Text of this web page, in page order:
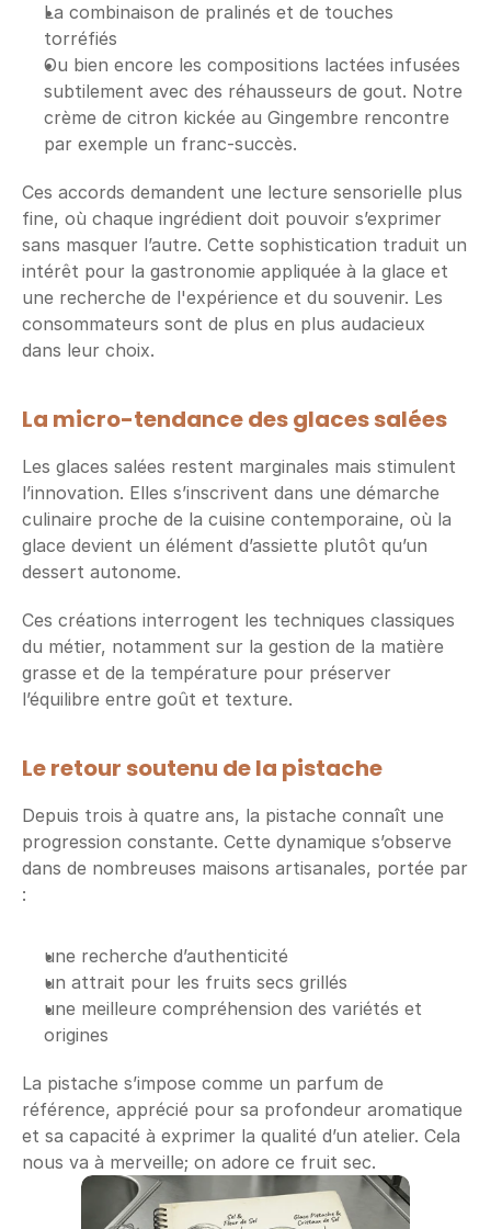
La combinaison de pralinés et de touches
torréfiés
Ou bien encore les compositions lactées infusées
subtilement avec des réhausseurs de gout. Notre
crème de citron kickée au Gingembre rencontre
par exemple un franc-succès.
Ces accords demandent une lecture sensorielle plus
fine, où chaque ingrédient doit pouvoir s’exprimer
sans masquer l’autre. Cette sophistication traduit un
intérêt pour la gastronomie appliquée à la glace et
une recherche de l'expérience et du souvenir. Les
consommateurs sont de plus en plus audacieux
dans leur choix.
La micro-tendance des glaces salées
Les glaces salées restent marginales mais stimulent
l’innovation. Elles s’inscrivent dans une démarche
culinaire proche de la cuisine contemporaine, où la
glace devient un élément d’assiette plutôt qu’un
dessert autonome.
Ces créations interrogent les techniques classiques
du métier, notamment sur la gestion de la matière
grasse et de la température pour préserver
l’équilibre entre goût et texture.
Le retour soutenu de la pistache
Depuis trois à quatre ans, la pistache connaît une
progression constante. Cette dynamique s’observe
dans de nombreuses maisons artisanales, portée par
:
une recherche d’authenticité
un attrait pour les fruits secs grillés
une meilleure compréhension des variétés et
origines
La pistache s’impose comme un parfum de
référence, apprécié pour sa profondeur aromatique
et sa capacité à exprimer la qualité d’un atelier. Cela
nous va à merveille; on adore ce fruit sec.